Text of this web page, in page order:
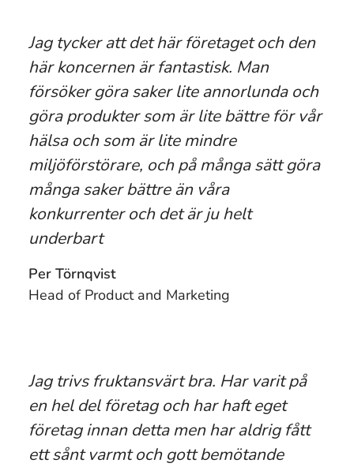
Jag tycker att det här företaget och den
här koncernen är fantastisk. Man
försöker göra saker lite annorlunda och
göra produkter som är lite bättre för vår
hälsa och som är lite mindre
miljöförstörare, och på många sätt göra
många saker bättre än våra
konkurrenter och det är ju helt
underbart
Per Törnqvist
Head of Product and Marketing
Jag trivs fruktansvärt bra. Har varit på
en hel del företag och har haft eget
företag innan detta men har aldrig fått
ett sånt varmt och gott bemötande